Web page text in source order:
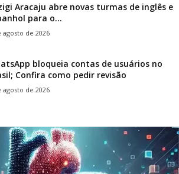
Aracaju abre novas turmas de inglês e
para o...
agosto de 2026
bloqueia contas de usuários no
Confira como pedir revisão
agosto de 2026